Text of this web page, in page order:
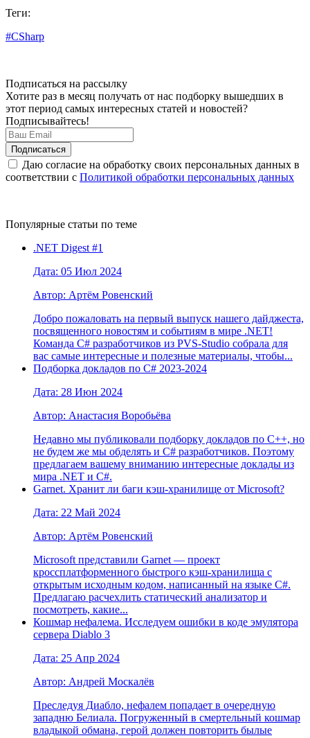
Теги:
#CSharp
Подписаться на рассылку
Хотите раз в месяц получать от нас подборку вышедших в
этот период самых интересных статей и новостей?
Подписывайтесь!
Даю согласие на обработку своих персональных данных в
соответствии с Политикой обработки персональных данных
Популярные статьи по теме
.NET Digest #1
Дата: 05 Июл 2024
Автор: Артём Ровенский
Добро пожаловать на первый выпуск нашего дайджеста,
посвященного новостям и событиям в мире .NET!
Команда C# разработчиков из PVS-Studio собрала для
вас самые интересные и полезные материалы, чтобы...
Подборка докладов по С# 2023-2024
Дата: 28 Июн 2024
Автор: Анастасия Воробьёва
Недавно мы публиковали подборку докладов по C++, но
не будем же мы обделять и C# разработчиков. Поэтому
предлагаем вашему вниманию интересные доклады из
мира .NET и C#.
Garnet. Хранит ли баги кэш-хранилище от Microsoft?
Дата: 22 Май 2024
Автор: Артём Ровенский
Microsoft представили Garnet — проект
кроссплатформенного быстрого кэш-хранилища с
открытым исходным кодом, написанный на языке C#.
Предлагаю расчехлить статический анализатор и
посмотреть, какие...
Кошмар нефалема. Исследуем ошибки в коде эмулятора
сервера Diablo 3
Дата: 25 Апр 2024
Автор: Андрей Москалёв
Преследуя Диабло, нефалем попадает в очередную
западню Белиала. Погруженный в смертельный кошмар
владыкой обмана, герой должен повторить былые